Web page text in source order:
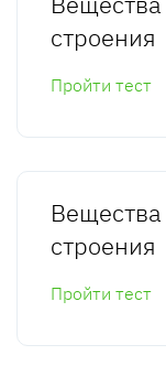
строения
Пройти тест
строения
Пройти тест